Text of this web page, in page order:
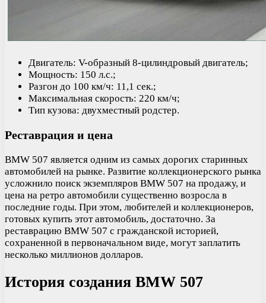
Двигатель: V-образный 8-цилиндровый двигатель;
Мощность: 150 л.с.;
Разгон до 100 км/ч: 11,1 сек.;
Максимальная скорость: 220 км/ч;
Тип кузова: двухместный родстер.
Реставрация и цена
BMW 507 является одним из самых дорогих старинных
автомобилей на рынке. Развитие коллекционерского рынка
усложнило поиск экземпляров BMW 507 на продажу, и
цена на ретро автомобили существенно возросла в
последние годы. При этом, любителей и коллекционеров,
готовых купить этот автомобиль, достаточно. За
реставрацию BMW 507 с гражданской историей,
сохраненной в первоначальном виде, могут заплатить
несколько миллионов долларов.
История создания BMW 507